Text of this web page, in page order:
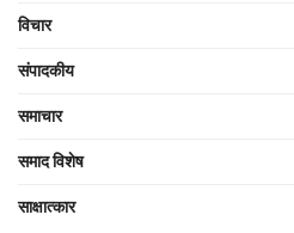
विचार
संपादकीय
समाचार
समाद विशेष
साक्षात्‍कार